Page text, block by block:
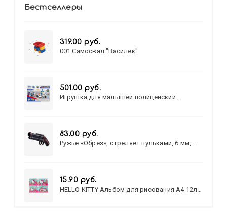
Бестселлеры
319.00 руб.
001 Самосвал "Василек"
501.00 руб.
Игрушка для малышей полицейский
83.00 руб.
Ружье «Обрез», стреляет пульками, 6 мм,
15.90 руб.
HELLO KITTY Альбом для рисования А4 12л.